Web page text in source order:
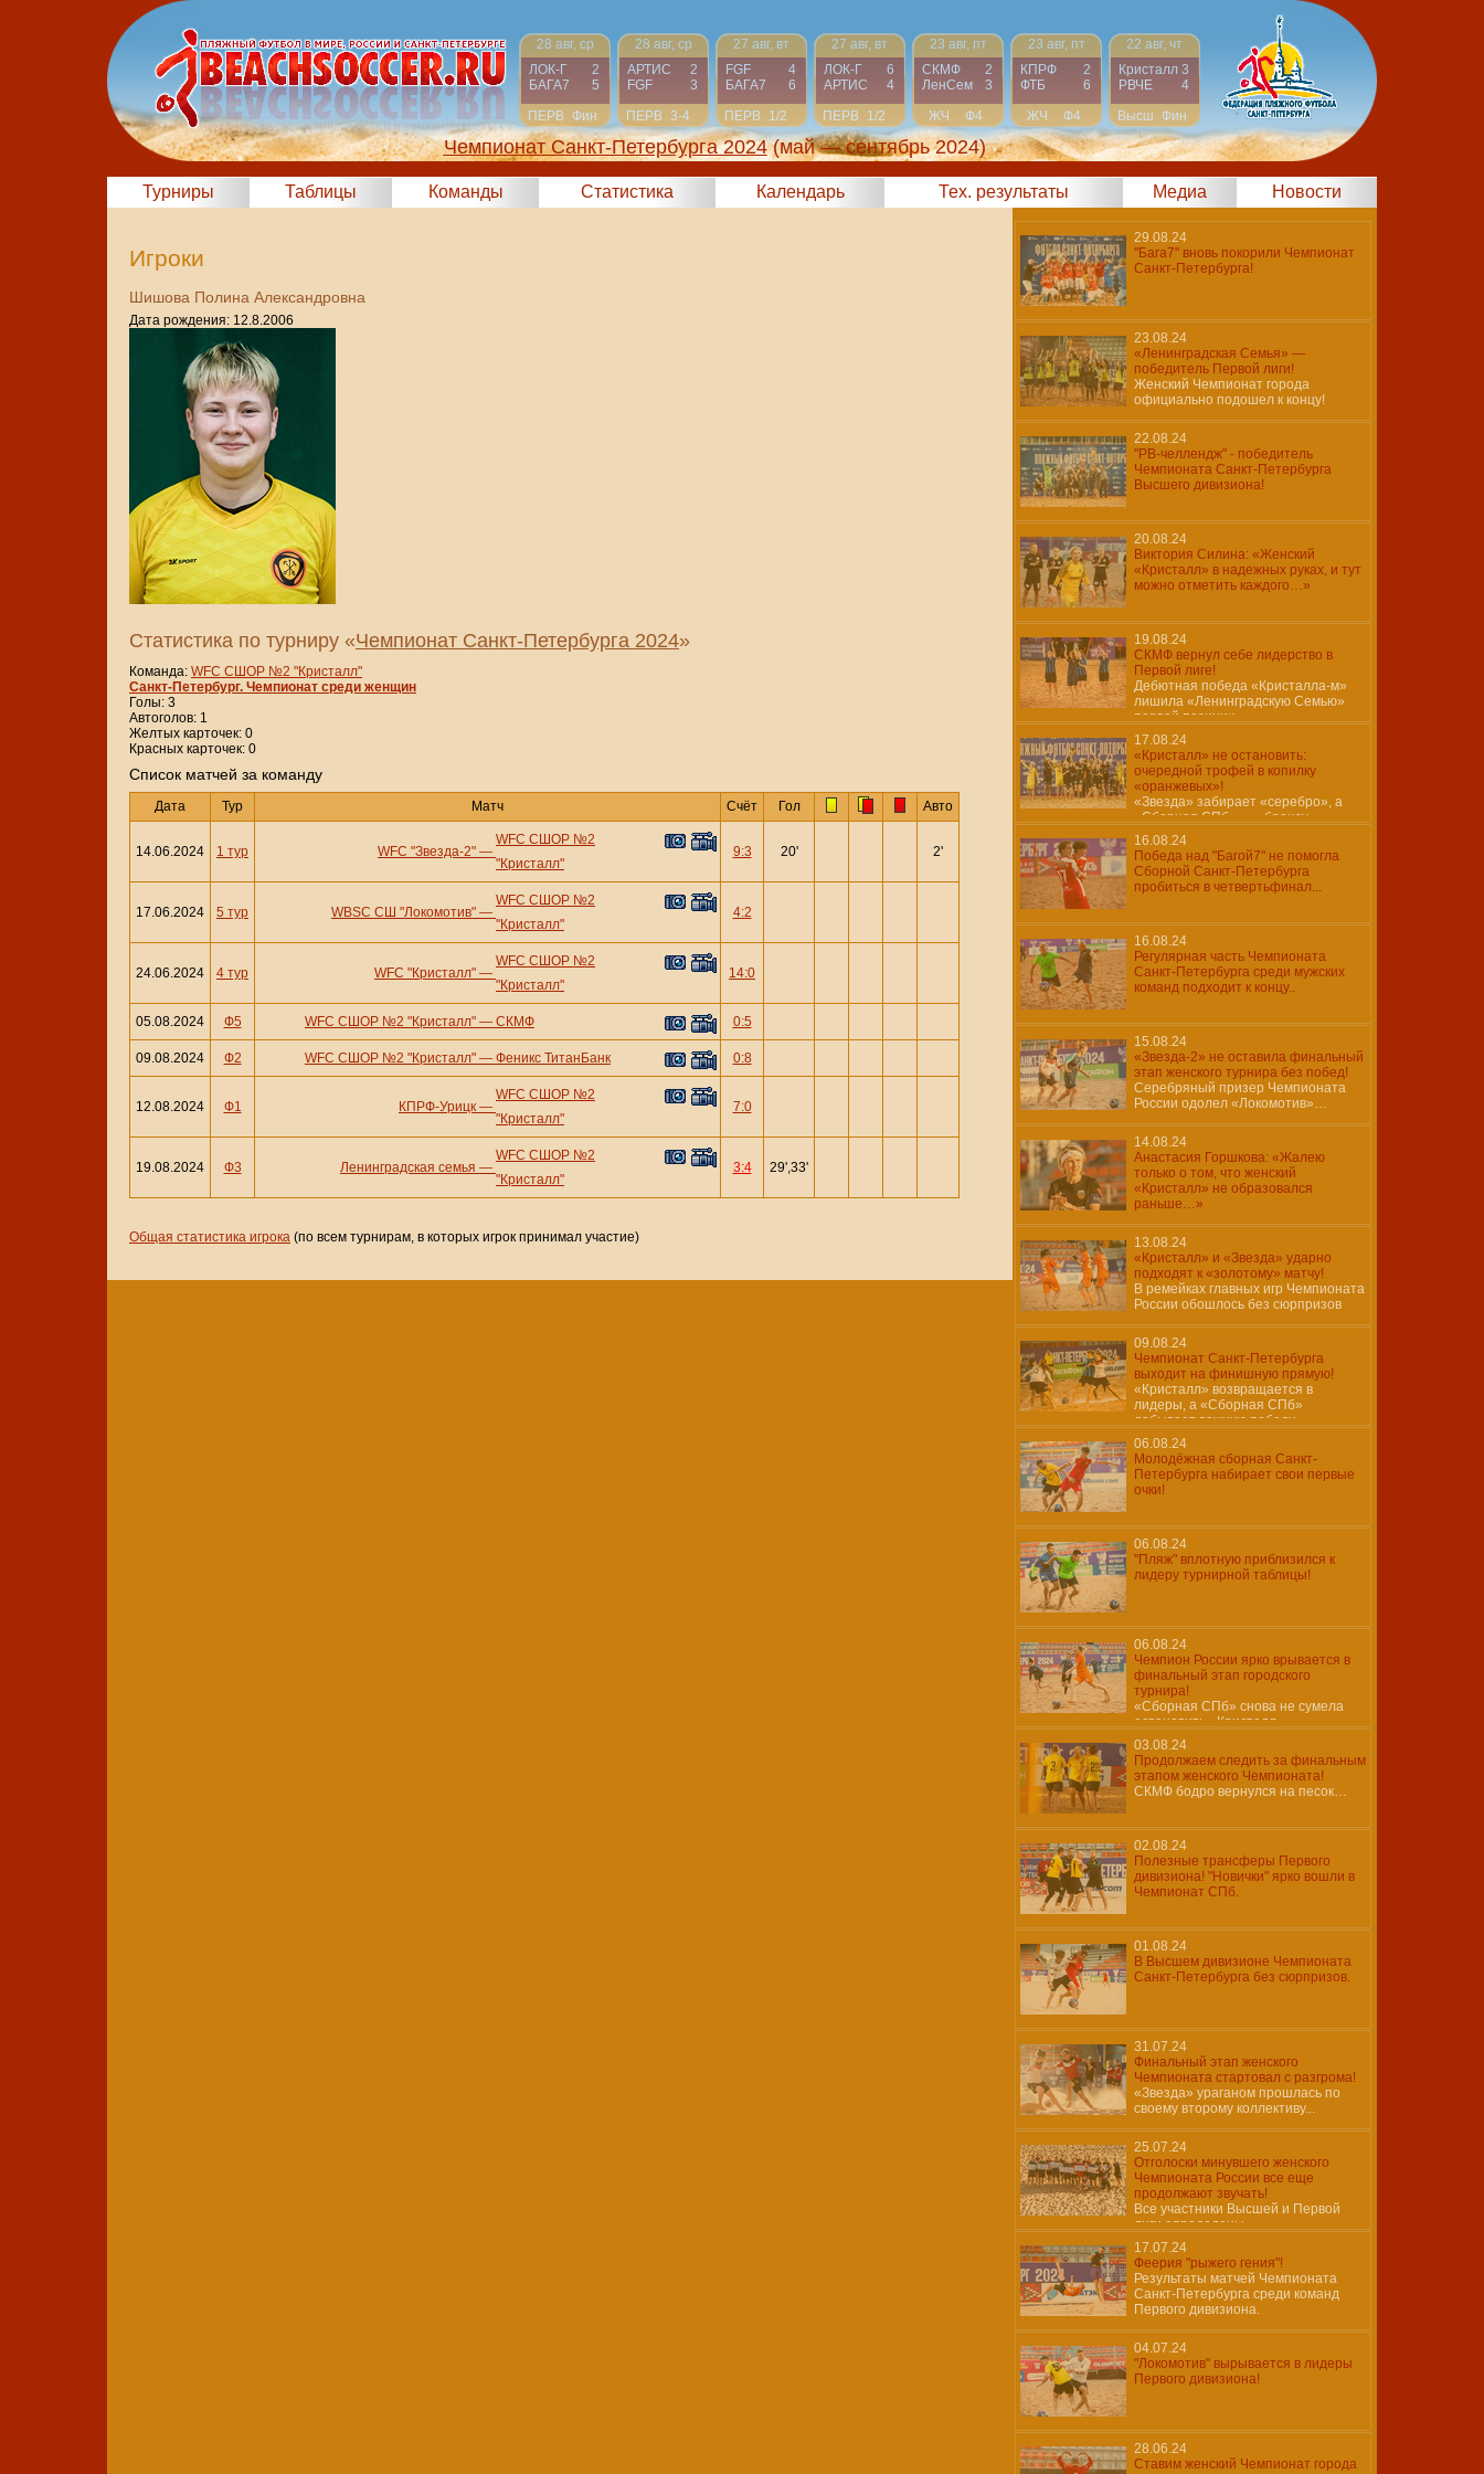
28 авг, ср
ЛОК-Г
2
БАГА7
5
ПЕРВ Фин
28 авг, ср
АРТИС
2
FGF
3
ПЕРВ 3-4
27 авг, вт
FGF
4
БАГА7
6
ПЕРВ
1/2
27 авг, вт
ЛОК-Г
6
АРТИС
4
ПЕРВ
1/2
23 авг, пт
СКМФ
2
ЛенСем
3
ЖЧ
Ф4
23 авг, пт
КПРФ
2
ФТБ
6
ЖЧ
Ф4
22 авг, чт
Кристалл 3
РВЧЕ
4
Высш Фин
Чемпионат Санкт-Петербурга 2024 (май — сентябрь 2024)
Турниры Таблицы Команды Статистика Календарь Тех. результаты Медиа Новости
Игроки
Шишова Полина Александровна
Дата рождения: 12.8.2006
Статистика по турниру «Чемпионат Санкт-Петербурга 2024»
Команда: WFC СШОР №2 "Кристалл"
Санкт-Петербург. Чемпионат среди женщин
Голы: 3
Автоголов: 1
Желтых карточек: 0
Красных карточек: 0
Cписок матчей за команду
Дата Тур Матч Счёт Гол Авто
14.06.2024 1 тур WFC "Звезда-2" —
WFC СШОР №2
"Кристалл"
9:3 20' 2'
17.06.2024 5 тур WBSC СШ "Локомотив" —
WFC СШОР №2
"Кристалл"
4:2
24.06.2024 4 тур WFC "Кристалл" —
WFC СШОР №2
"Кристалл"
14:0
05.08.2024 Ф5 WFC СШОР №2 "Кристалл" — СКМФ 0:5
09.08.2024 Ф2 WFC СШОР №2 "Кристалл" — Феникс ТитанБанк 0:8
12.08.2024 Ф1 КПРФ-Урицк —
WFC СШОР №2
"Кристалл"
7:0
19.08.2024 Ф3 Ленинградская семья —
WFC СШОР №2
"Кристалл"
3:4 29',33'
Общая статистика игрока (по всем турнирам, в которых игрок принимал участие)
29.08.24
"Бага7" вновь покорили Чемпионат
Санкт-Петербурга!
23.08.24
«Ленинградская Семья» —
победитель Первой лиги!
Женский Чемпионат города
официально подошел к концу!
22.08.24
"РВ-челлендж" - победитель
Чемпионата Санкт-Петербурга
Высшего дивизиона!
20.08.24
Виктория Силина: «Женский
«Кристалл» в надежных руках, и тут
можно отметить каждого…»
19.08.24
СКМФ вернул себе лидерство в
Первой лиге!
Дебютная победа «Кристалла-м»
лишила «Ленинградскую Семью»
первой позиции…
17.08.24
«Кристалл» не остановить:
очередной трофей в копилку
«оранжевых»!
«Звезда» забирает «серебро», а
«Сборная СПб» — «бронзу»
16.08.24
Победа над "Багой7" не помогла
Сборной Санкт-Петербурга
пробиться в четвертьфинал...
16.08.24
Регулярная часть Чемпионата
Санкт-Петербурга среди мужских
команд подходит к концу..
15.08.24
«Звезда-2» не оставила финальный
этап женского турнира без побед!
Серебряный призер Чемпионата
России одолел «Локомотив»…
14.08.24
Анастасия Горшкова: «Жалею
только о том, что женский
«Кристалл» не образовался
раньше…»
13.08.24
«Кристалл» и «Звезда» ударно
подходят к «золотому» матчу!
В ремейках главных игр Чемпионата
России обошлось без сюрпризов
09.08.24
Чемпионат Санкт-Петербурга
выходит на финишную прямую!
«Кристалл» возвращается в
лидеры, а «Сборная СПб»
добывает важную победу…
06.08.24
Молодёжная сборная Санкт-
Петербурга набирает свои первые
очки!
06.08.24
"Пляж" вплотную приблизился к
лидеру турнирной таблицы!
06.08.24
Чемпион России ярко врывается в
финальный этап городского
турнира!
«Сборная СПб» снова не сумела
остановить «Кристалл»…
03.08.24
Продолжаем следить за финальным
этапом женского Чемпионата!
СКМФ бодро вернулся на песок…
02.08.24
Полезные трансферы Первого
дивизиона! "Новички" ярко вошли в
Чемпионат СПб.
01.08.24
В Высшем дивизионе Чемпионата
Санкт-Петербурга без сюрпризов.
31.07.24
Финальный этап женского
Чемпионата стартовал с разгрома!
«Звезда» ураганом прошлась по
своему второму коллективу...
25.07.24
Отголоски минувшего женского
Чемпионата России все еще
продолжают звучать!
Все участники Высшей и Первой
лиги определены…
17.07.24
Феерия "рыжего гения"!
Результаты матчей Чемпионата
Санкт-Петербурга среди команд
Первого дивизиона.
04.07.24
"Локомотив" вырывается в лидеры
Первого дивизиона!
28.06.24
Ставим женский Чемпионат города